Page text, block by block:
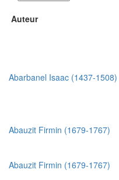
Auteur
Abarbanel Isaac (1437-1508)
Abauzit Firmin (1679-1767)
Abauzit Firmin (1679-1767)